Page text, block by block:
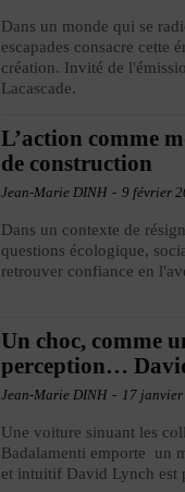
Dans un monde qui se
escapades consacre cette
création. Invité de
Lacascade.
L’action comme
de construction
Jean-Marie DINH - 9 février
Dans un contexte de
questions écologique,
retrouver confiance en
Un choc, comme
perception…
Jean-Marie DINH - 17 janvier
Une voiture sinuant les
Badalamenti emporte un
et intuitif David Lynch est